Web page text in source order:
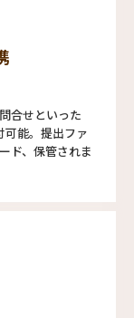
合せといった
可能。提出ファ
ド、保管されま